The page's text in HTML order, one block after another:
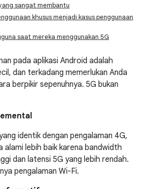
sangat membantu
khusus menjadi kasus penggunaan
saat mereka menggunakan 5G
pada aplikasi Android adalah
dan terkadang memerlukan Anda
berpikir sepenuhnya. 5G bukan
identik dengan pengalaman 4G,
lebih baik karena bandwidth
dan latensi 5G yang lebih rendah.
pengalaman Wi-Fi.